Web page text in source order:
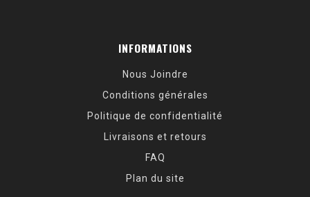
INFORMATIONS
Nous Joindre
Conditions générales
Politique de confidentialité
Livraisons et retours
FAQ
Plan du site